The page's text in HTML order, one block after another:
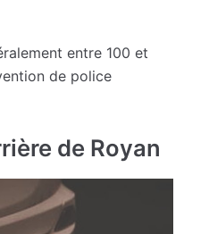
entre 100 et
de police
de Royan